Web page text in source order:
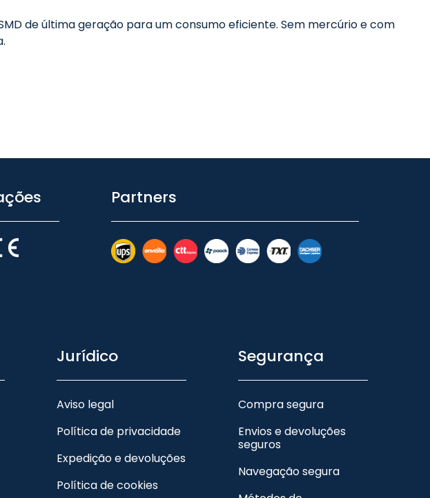
de última geração para um consumo eficiente. Sem mercúrio e com
Partners
Jurídico
Aviso legal
Política de privacidade
Expedição e devoluções
Política de cookies
Segurança
Compra segura
Envios e devoluções
seguros
Navegação segura